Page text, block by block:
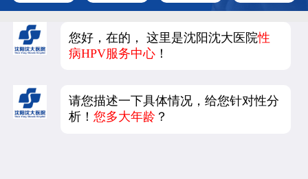
您好，在的， 这里是沈阳沈大医院性
病HPV服务中心 ！
请您描述一下具体情况，给您针对性分
析！您多大年龄 ？